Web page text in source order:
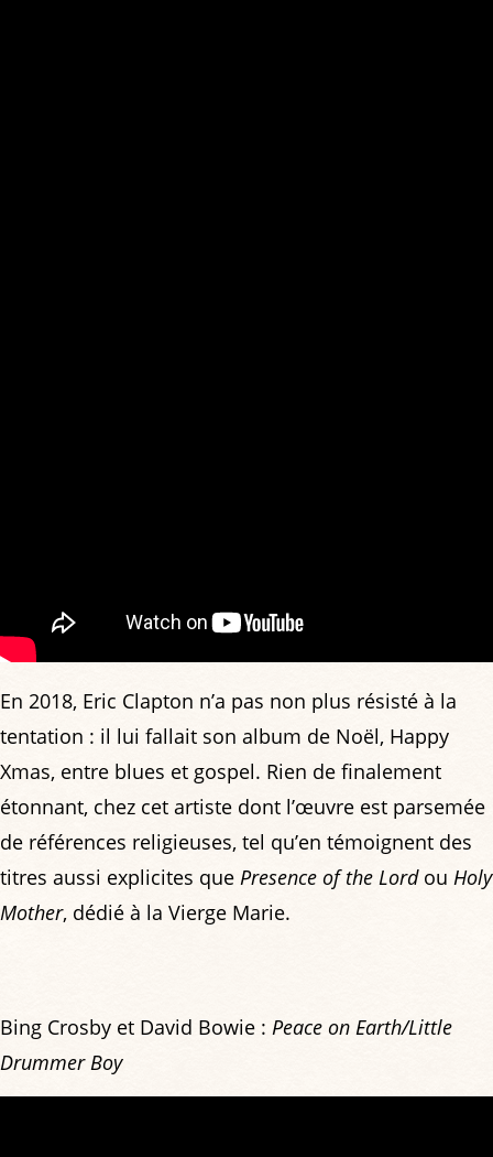
En 2018, Eric Clapton n’a pas non plus résisté à la
tentation : il lui fallait son album de Noël, Happy
Xmas, entre blues et gospel. Rien de finalement
étonnant, chez cet artiste dont l’œuvre est parsemée
de références religieuses, tel qu’en témoignent des
titres aussi explicites que Presence of the Lordou Holy
Mother, dédié à la Vierge Marie.
Bing Crosby et David Bowie : Peace on Earth/Little
Drummer Boy